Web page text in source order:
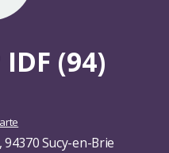
IDF (94)
94370 Sucy-en-Brie